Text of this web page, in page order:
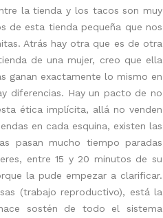
la tienda y los tacos son muy
de esta tienda pequeña que nos
Atrás hay otra que es de otra
de una mujer, creo que ella
ganan exactamente lo mismo en
diferencias. Hay un pacto de no
ética implícita, allá no venden
en cada esquina, existen las
pasan mucho tiempo paradas
entre 15 y 20 minutos de su
la pude empezar a clarificar.
(trabajo reproductivo), está la
sostén de todo el sistema